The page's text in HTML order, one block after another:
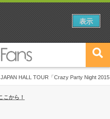
JAPAN HALL TOUR「Crazy Party Night
半期編発表！
こから！
表示